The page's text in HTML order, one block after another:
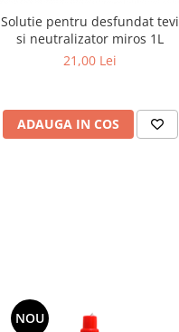
Solutie pentru desfundat tevi
si neutralizator miros 1L
21,00 Lei
ADAUGA IN COS
NOU